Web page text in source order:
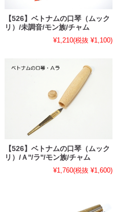
【526】ベトナムの口琴（ムック
リ）/未調音/モン族/チャム
¥1,210(税抜 ¥1,100)
【526】ベトナムの口琴（ムック
リ）/Ａ''/ラ''/モン族/チャム
¥1,760(税抜 ¥1,600)